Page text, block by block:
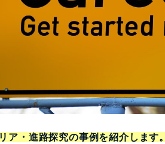
ア・進路探究の事例を紹介します。